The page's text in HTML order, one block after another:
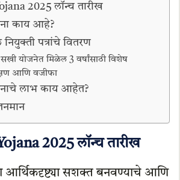
2025 लॉन्च तारीख
काय आहे?
पत्रांचे वितरण
सखी योजनेत मिळेल 3 वर्षांसाठी विशेष
आणि वजीफा
लाभ काय आहेत?
2025 लॉन्च तारीख
आर्थिकदृष्ट्या सशक्त बनवण्याचे आणि